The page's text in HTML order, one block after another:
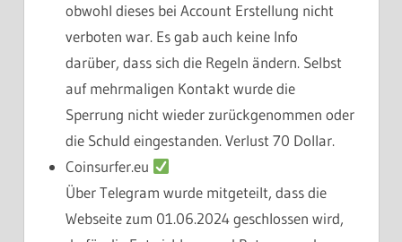
obwohl dieses bei Account Erstellung nicht
verboten war. Es gab auch keine Info
darüber, dass sich die Regeln ändern. Selbst
auf mehrmaligen Kontakt wurde die
Sperrung nicht wieder zurückgenommen oder
die Schuld eingestanden. Verlust 70 Dollar.
Coinsurfer.eu
Über Telegram wurde mitgeteilt, dass die
Webseite zum 01.06.2024 geschlossen wird,